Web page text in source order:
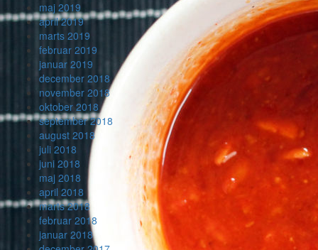
maj 2019
april 2019
marts 2019
februar 2019
januar 2019
december 2018
november 2018
oktober 2018
september 2018
august 2018
juli 2018
juni 2018
maj 2018
april 2018
marts 2018
februar 2018
januar 2018